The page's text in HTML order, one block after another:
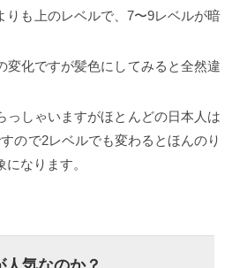
りも上のレベルで、7〜9レベルが暗
変化ですが髪色にしてみると全然違
っしゃいますがほとんどの日本人は
ので2レベルでも変わるとほんのり
なります。